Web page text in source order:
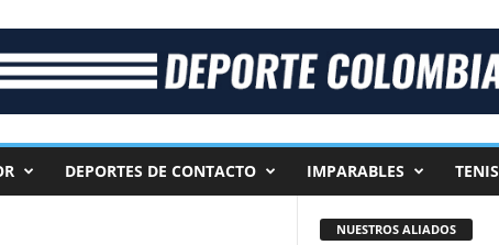
DEPORTES DE CONTACTO IMPARABLES TENIS
NUESTROS ALIADOS